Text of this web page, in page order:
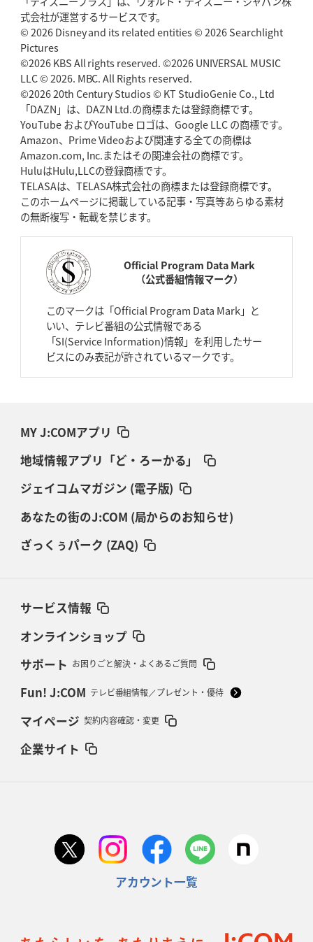
式会社が運営するサービスです。
© 2026 Disney and its related entities © 2026 Searchlight
Pictures
©2026 KBS All rights reserved. ©2026 UNIVERSAL MUSIC
LLC © 2026. MBC. All Rights reserved.
©2026 20th Century Studios © KT StudioGenie Co., Ltd
「DAZN」は、DAZN Ltd.の商標または登録商標です。
YouTube およびYouTube ロゴは、Google LLC の商標です。
Amazon、Prime Videoおよび関連する全ての商標は
Amazon.com, Inc.またはその関連会社の商標です。
HuluはHulu,LLCの登録商標です。
TELASAは、TELASA株式会社の商標または登録商標です。
このホームページに掲載している記事・写真等あらゆる素材
の無断複写・転載を禁じます。
Official Program Data Mark
（公式番組情報マーク）
このマークは「Official Program Data Mark」と
いい、テレビ番組の公式情報である
「SI(Service Information)情報」を利用したサー
ビスにのみ表記が許されているマークです。
MY J:COMアプリ
地域情報アプリ「ど・ろーかる」
ジェイコムマガジン (電子版)
あなたの街のJ:COM (局からのお知らせ)
ざっくぅパーク (ZAQ)
サービス情報
オンラインショップ
サポート お困りごと解決・よくあるご質問
Fun! J:COM テレビ番組情報／プレゼント・優待
マイページ 契約内容確認・変更
企業サイト
アカウント一覧